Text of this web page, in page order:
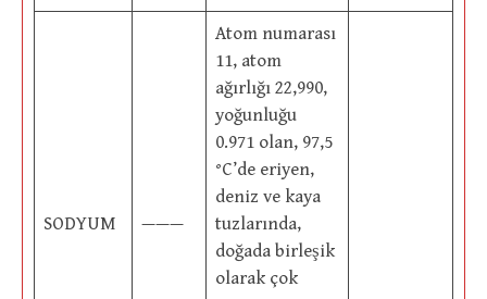
SODYUM ———
Atom numarası
11, atom
ağırlığı 22,990,
yoğunluğu
0.971 olan, 97,5
°C’de eriyen,
deniz ve kaya
tuzlarında,
doğada birleşik
olarak çok